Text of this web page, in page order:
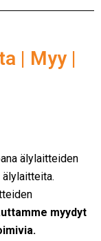
| Myy |
älylaitteiden
myydyt